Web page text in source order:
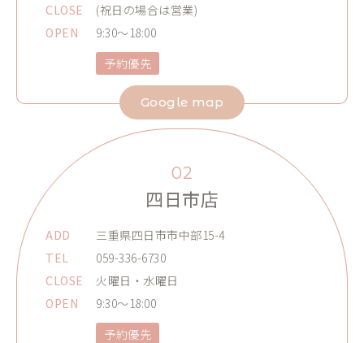
CLOSE
(祝日の場合は営業)
OPEN
9:30～18:00
予約優先
Google map
02
四日市店
ADD
三重県四日市市中部15-4
TEL
059-336-6730
CLOSE
火曜日・水曜日
OPEN
9:30～18:00
予約優先